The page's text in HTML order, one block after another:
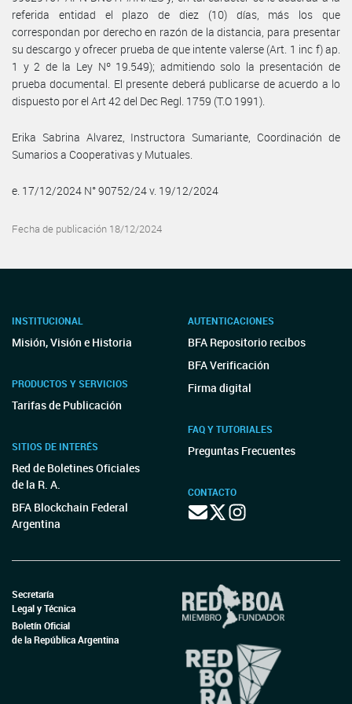
referida entidad el plazo de diez (10) días, más los que
correspondan por derecho en razón de la distancia, para presentar
su descargo y ofrecer prueba de que intente valerse (Art. 1 inc f) ap.
1 y 2 de la Ley Nº 19.549); admitiendo solo la presentación de
prueba documental. El presente deberá publicarse de acuerdo a lo
dispuesto por el Art 42 del Dec Regl. 1759 (T.O 1991).
Erika Sabrina Alvarez, Instructora Sumariante, Coordinación de
Sumarios a Cooperativas y Mutuales.
e. 17/12/2024 N° 90752/24 v. 19/12/2024
Fecha de publicación 18/12/2024
INSTITUCIONAL
Misión, Visión e Historia
PRODUCTOS Y SERVICIOS
Tarifas de Publicación
SITIOS DE INTERÉS
Red de Boletines Oficiales
de la R. A.
BFA Blockchain Federal
Argentina
AUTENTICACIONES
BFA Repositorio recibos
BFA Verificación
Firma digital
FAQ Y TUTORIALES
Preguntas Frecuentes
CONTACTO
Secretaría
Legal y Técnica
Boletín Oficial
de la República Argentina